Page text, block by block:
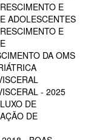
E
ADOLESCENTES
E
DA OMS
- 2025
DE
DE